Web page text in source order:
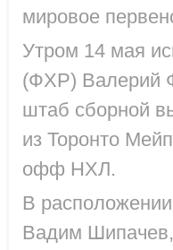
мировое
Утром 14 мая
(ФХР) Валерий
штаб сборной
из Торонто
офф НХЛ.
В
Вадим